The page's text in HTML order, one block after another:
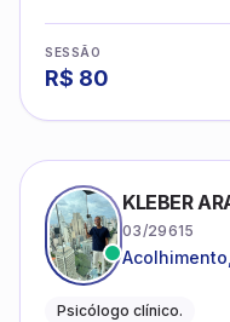
SESSÃO
R$ 80
KLEBER
03/29615
Psicólogo clínico.